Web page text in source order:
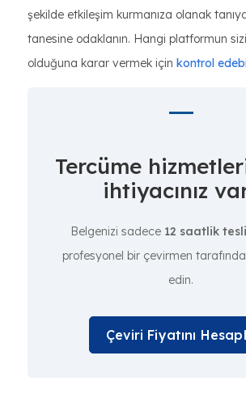
şekilde etkileşim kurmanıza olanak
tanesine odaklanın. Hangi platformun
olduğuna karar vermek için kontrol
Tercüme
ihtiyacınız
Belgenizi sadece 12 saatlik
profesyonel bir çevirmen
edin.
Çeviri Fiyatını